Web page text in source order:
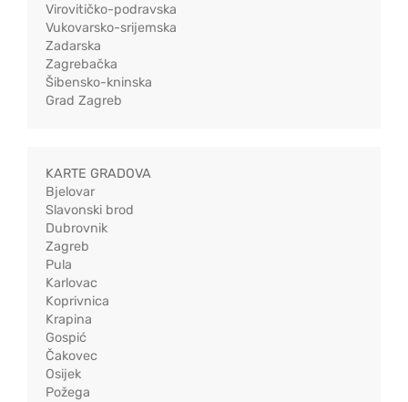
Virovitičko-podravska
Vukovarsko-srijemska
Zadarska
Zagrebačka
Šibensko-kninska
Grad Zagreb
KARTE GRADOVA
Bjelovar
Slavonski brod
Dubrovnik
Zagreb
Pula
Karlovac
Koprivnica
Krapina
Gospić
Čakovec
Osijek
Požega